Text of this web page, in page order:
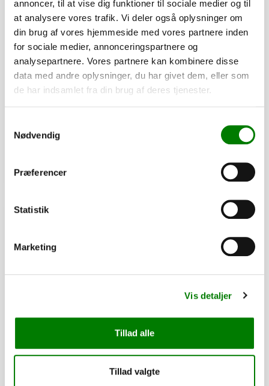
annoncer, til at vise dig funktioner til sociale medier og til
at analysere vores trafik. Vi deler også oplysninger om
din brug af vores hjemmeside med vores partnere inden
for sociale medier, annonceringspartnere og
analysepartnere. Vores partnere kan kombinere disse
data med andre oplysninger, du har givet dem, eller som
de har indsamlet fra din brug af deres tjenester.
Nødvendig
Præferencer
Statistik
Marketing
Vis detaljer
Tillad alle
Tillad valgte
SKU: 20207
Hjulbolt kegle, M12x1,5x24 mm
Afhentning og forsendelse
Se detaljer
PÅ LAGER